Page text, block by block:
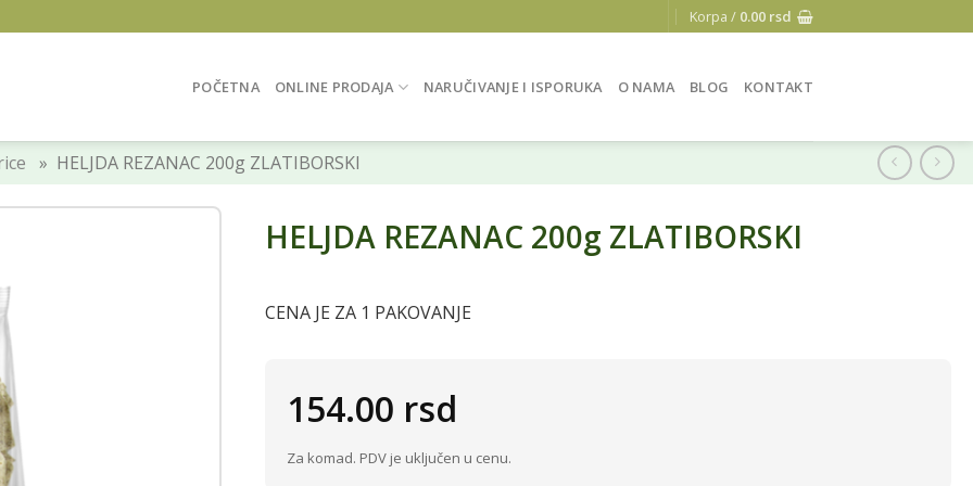
Korpa / 0.00 rsd
POČETNA ONLINE PRODAJA NARUČIVANJE I ISPORUKA O NAMA BLOG KONTAKT
» HELJDA REZANAC 200g ZLATIBORSKI
HELJDA REZANAC 200g ZLATIBORSKI
CENA JE ZA 1 PAKOVANJE
154.00 rsd
Za komad. PDV je uključen u cenu.